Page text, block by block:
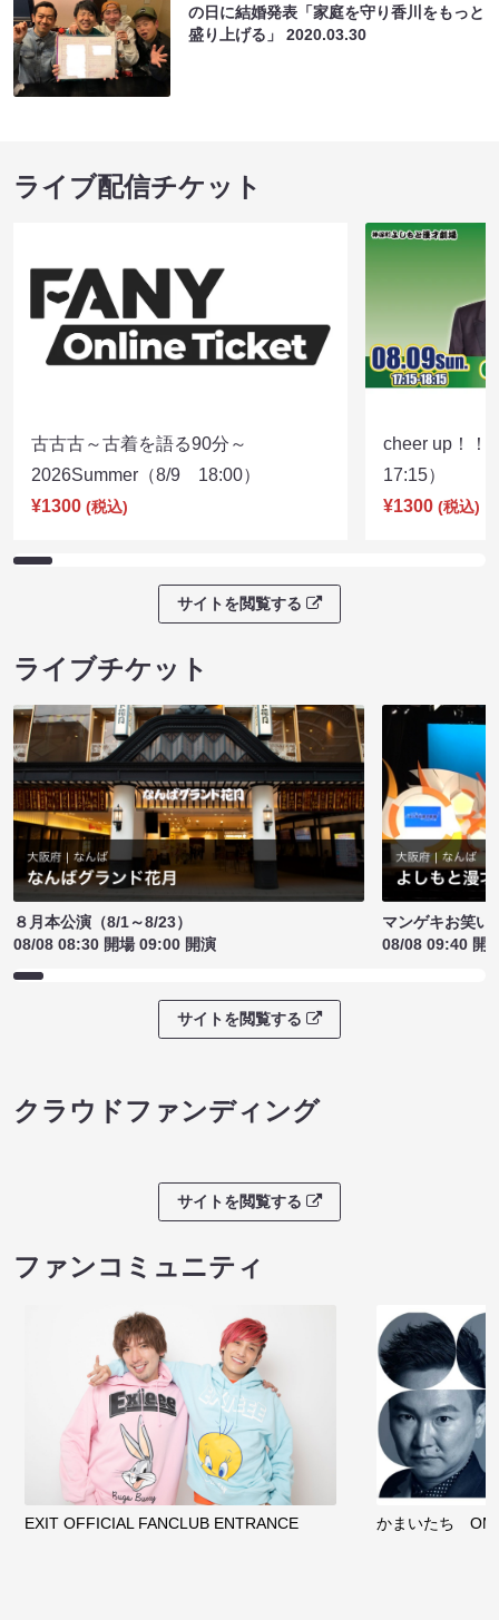
の日に結婚発表「家庭を守り香川をもっと
盛り上げる」2020.03.30
ライブ配信チケット
古古古～古着を語る90分～
2026Summer（8/9 18:00）
¥1300 (税込)
cheer up！
17:15）
¥1300 (税込)
サイトを閲覧する
ライブチケット
８月本公演（8/1～8/23）
08/08 08:30 開場 09:00 開演
マンゲキお笑い
08/08 09:40 開
サイトを閲覧する
クラウドファンディング
サイトを閲覧する
ファンコミュニティ
EXIT OFFICIAL FANCLUB ENTRANCE かまいたち